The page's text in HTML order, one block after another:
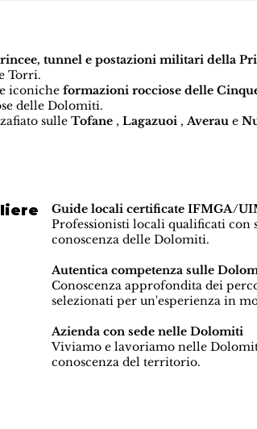
tunnel e postazioni militari della
Torri.
iconiche formazioni rocciose delle
delle Dolomiti.
sulle Tofane, Lagazuoi,Averaue
Guide locali certificate IFMGA/
Professionisti locali qualificati
conoscenza delle Dolomiti.
Autentica competenza sulle
Conoscenza approfondita dei
selezionati per un'esperienza in
Azienda con sede nelle Dolomiti
Viviamo e lavoriamo nelle
conoscenza del territorio.